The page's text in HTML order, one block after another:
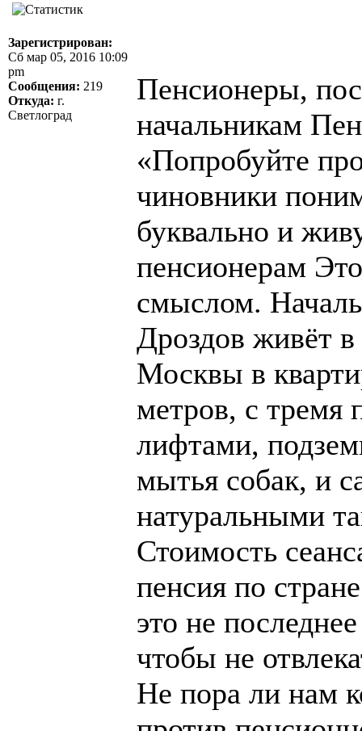
Зарегистрирован:
Сб мар 05, 2016 10:09
pm
Сообщения: 219
Откуда: г.
Светлоград
Пенсионеры,
начальникам
«Попробуйте
чиновники
буквально и
пенсионерам
смыслом.
Дроздов живёт в
Москвы в
метров, с
лифтами,
мытья собак, и
натуральными
Стоимость
пенсия по
это не
чтобы не
Не пора ли нам